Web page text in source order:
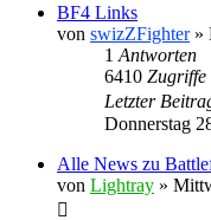
BF4 Links
von swizZFighter»
1 Antworten
6410 Zugriffe
Letzter
Donnerstag
Alle News zu
von Lightray »